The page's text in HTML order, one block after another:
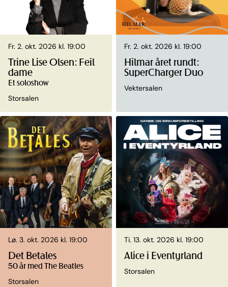
Fr. 2. okt. 2026 kl. 19:00
Trine Lise Olsen: Feil
dame
Et soloshow
Storsalen
Fr. 2. okt. 2026 kl. 19:00
Hilmar året rundt:
SuperCharger Duo
Vektersalen
Lø. 3. okt. 2026 kl. 19:00
Det Betales
50 år med The Beatles
Storsalen
Ti. 13. okt. 2026 kl. 19:00
Alice i Eventyrland
Storsalen